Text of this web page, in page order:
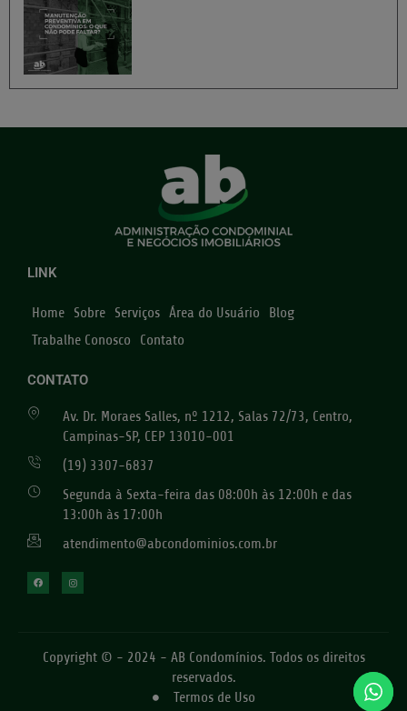
LINK
Home Sobre Serviços Área do Usuário
Blog
Trabalhe Conosco
Contato
CONTATO
Av. Dr. Moraes Salles, nº 1212, Salas 72/73, Centro,
Campinas-SP, CEP 13010-001
(19) 3307-6837
Segunda à Sexta-feira das 08:00h às 12:00h e das
13:00h às 17:00h
atendimento@abcondominios.com.br
Copyright © - 2024 - AB Condomínios. Todos os direitos
reservados.
Termos de Uso